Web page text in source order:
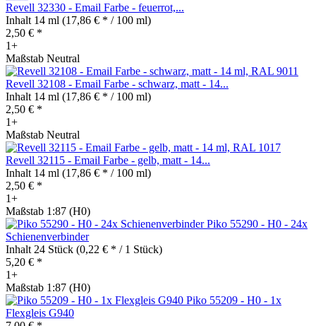
Revell 32330 - Email Farbe - feuerrot,...
Inhalt 14 ml (17,86 € * / 100 ml)
2,50 € *
1+
Maßstab Neutral
Revell 32108 - Email Farbe - schwarz, matt - 14...
Inhalt 14 ml (17,86 € * / 100 ml)
2,50 € *
1+
Maßstab Neutral
Revell 32115 - Email Farbe - gelb, matt - 14...
Inhalt 14 ml (17,86 € * / 100 ml)
2,50 € *
1+
Maßstab 1:87 (H0)
Piko 55290 - H0 - 24x
Schienenverbinder
Inhalt 24 Stück (0,22 € * / 1 Stück)
5,20 € *
1+
Maßstab 1:87 (H0)
Piko 55209 - H0 - 1x
Flexgleis G940